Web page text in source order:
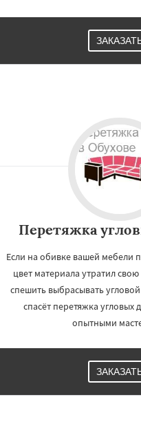
Перетяжка
Если на обивке вашей мебели
цвет материала утратил свою
спешить выбрасывать
спасёт перетяжка угловых
опытными